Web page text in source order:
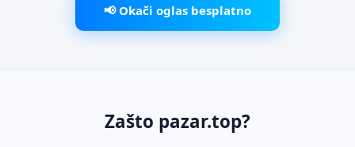
📢 Okači oglas besplatno
Zašto pazar.top?